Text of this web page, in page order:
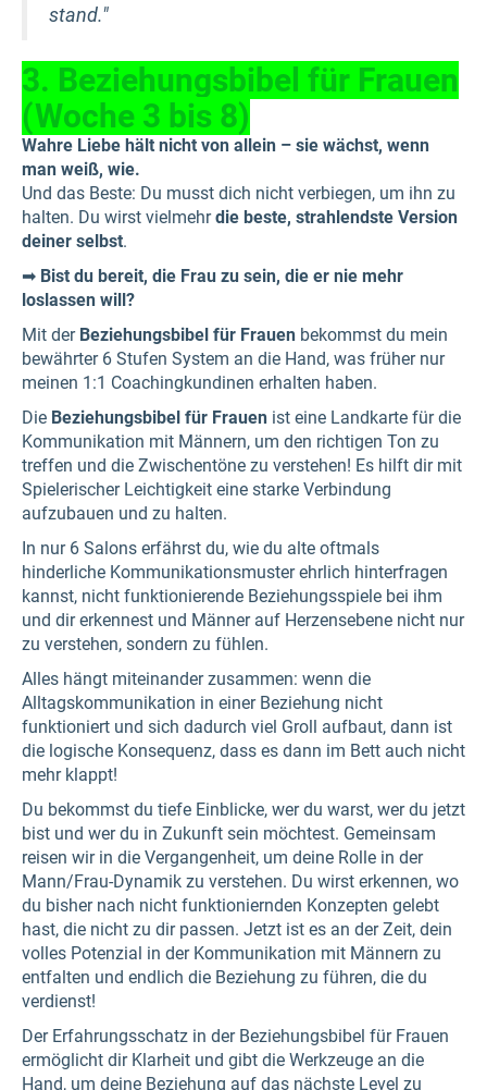
stand."
3. Beziehungsbibel für Frauen
(Woche 3 bis 8)
Wahre Liebe hält nicht von allein – sie wächst, wenn
man weiß, wie.
Und das Beste: Du musst dich nicht verbiegen, um ihn zu
halten. Du wirst vielmehrdie beste, strahlendste Version
deiner selbst.
➡ Bist du bereit, die Frau zu sein, die er nie mehr
loslassen will?
Mit der Beziehungsbibel für Frauen bekommst du mein
bewährter 6 Stufen System an die Hand, was früher nur
meinen 1:1 Coachingkundinen erhalten haben.
Die Beziehungsbibel für Frauen ist eine Landkarte für die
Kommunikation mit Männern, um den richtigen Ton zu
treffen und die Zwischentöne zu verstehen! Es hilft dir mit
Spielerischer Leichtigkeit eine starke Verbindung
aufzubauen und zu halten.
In nur 6 Salons erfährst du, wie du alte oftmals
hinderliche Kommunikationsmuster ehrlich hinterfragen
kannst, nicht funktionierende Beziehungsspiele bei ihm
und dir erkennest und Männer auf Herzensebene nicht nur
zu verstehen, sondern zu fühlen.
Alles hängt miteinander zusammen: wenn die
Alltagskommunikation in einer Beziehung nicht
funktioniert und sich dadurch viel Groll aufbaut, dann ist
die logische Konsequenz, dass es dann im Bett auch nicht
mehr klappt!
Du bekommst du tiefe Einblicke, wer du warst, wer du jetzt
bist und wer du in Zukunft sein möchtest. Gemeinsam
reisen wir in die Vergangenheit, um deine Rolle in der
Mann/Frau-Dynamik zu verstehen. Du wirst erkennen, wo
du bisher nach nicht funktioniernden Konzepten gelebt
hast, die nicht zu dir passen. Jetzt ist es an der Zeit, dein
volles Potenzial in der Kommunikation mit Männern zu
entfalten und endlich die Beziehung zu führen, die du
verdienst!
Der Erfahrungsschatz in der Beziehungsbibel für Frauen
ermöglicht dir Klarheit und gibt die Werkzeuge an die
Hand, um deine Beziehung auf das nächste Level zu